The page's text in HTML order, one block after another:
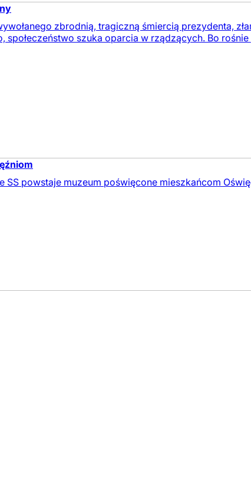
zbrodnią, tragiczną śmiercią prezydenta,
społeczeństwo szuka oparcia w rządzących. Bo
SS powstaje muzeum poświęcone mieszkańcom